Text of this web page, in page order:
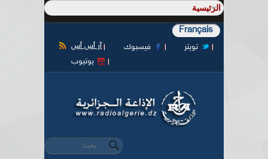
Français
آر أس أس فيسبوك
تويتر
يوتيوب
استمارة البحث
‏بحث ‏